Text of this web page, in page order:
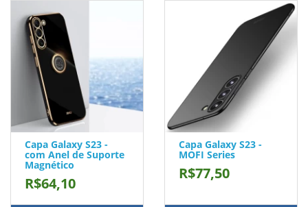
Capa Galaxy S23 -
com Anel de Suporte
Magnético
R$64,10
Capa Galaxy S23 -
MOFI Series
R$77,50